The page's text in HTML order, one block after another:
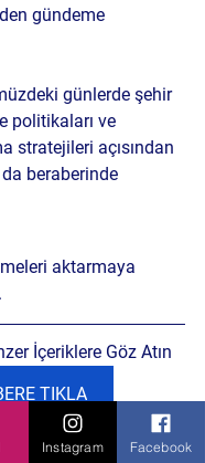
gündeme
günlerde şehir
politikaları ve
stratejileri açısından
beraberinde
aktarmaya
İçeriklere Göz Atın
TIKLA
Instagram Facebook